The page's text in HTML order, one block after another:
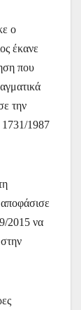
ο
έκανε
που
την
1731/1987
2015 να